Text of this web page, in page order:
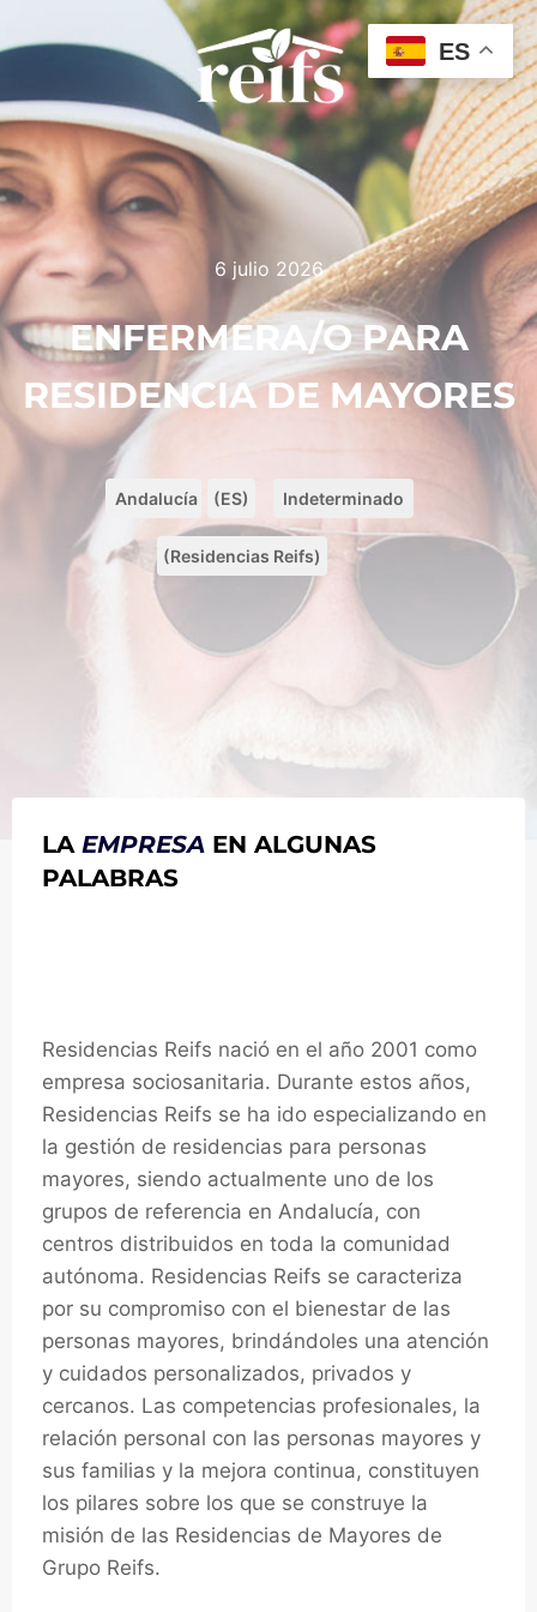
6 julio 2026
ENFERMERA/O PARA
RESIDENCIA DE MAYORES
Andalucía (ES) Indeterminado
(Residencias Reifs)
LA EMPRESA EN ALGUNAS
PALABRAS
Residencias Reifs nació en el año 2001 como
empresa sociosanitaria. Durante estos años,
Residencias Reifs se ha ido especializando en
la gestión de residencias para personas
mayores, siendo actualmente uno de los
grupos de referencia en Andalucía, con
centros distribuidos en toda la comunidad
autónoma. Residencias Reifs se caracteriza
por su compromiso con el bienestar de las
personas mayores, brindándoles una atención
y cuidados personalizados, privados y
cercanos. Las competencias profesionales, la
relación personal con las personas mayores y
sus familias y la mejora continua, constituyen
los pilares sobre los que se construye la
misión de las Residencias de Mayores de
Grupo Reifs.
ES